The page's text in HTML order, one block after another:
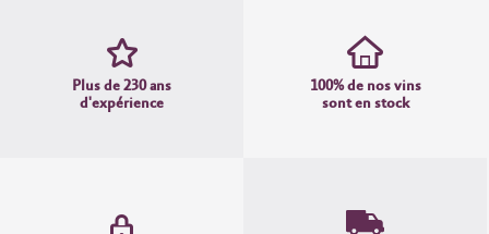
Plus de 230 ans
d'expérience
100% de nos vins
sont en stock